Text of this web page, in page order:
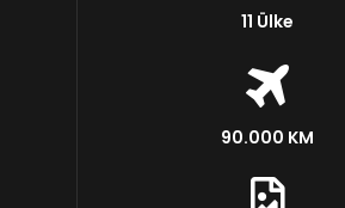
11 Ülke
90.000 KM